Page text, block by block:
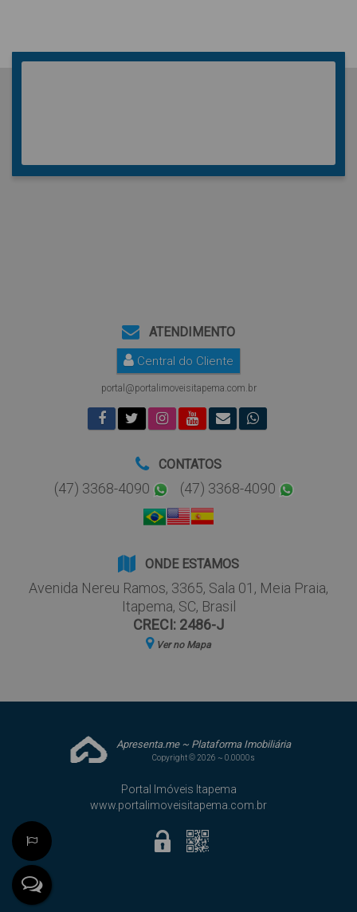
ATENDIMENTO
Central do Cliente
portal@portalimoveisitapema.com.br
CONTATOS
(47) 3368-4090 (47) 3368-4090
ONDE ESTAMOS
Avenida Nereu Ramos, 3365, Sala 01 , Meia Praia,
Itapema, SC, Brasil
CRECI: 2486-J
Ver no Mapa
Apresenta.me ~ Plataforma Imobiliária
Copyright © 2026 ~ 0.0000s
Portal Imóveis Itapema
www.portalimoveisitapema.com.br